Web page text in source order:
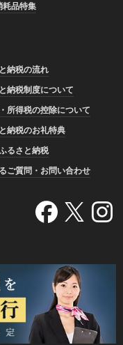
耗品特集
納税の流れ
納税制度について
所得税の控除について
納税のお礼特典
るさと納税
ご質問・お問い合わせ